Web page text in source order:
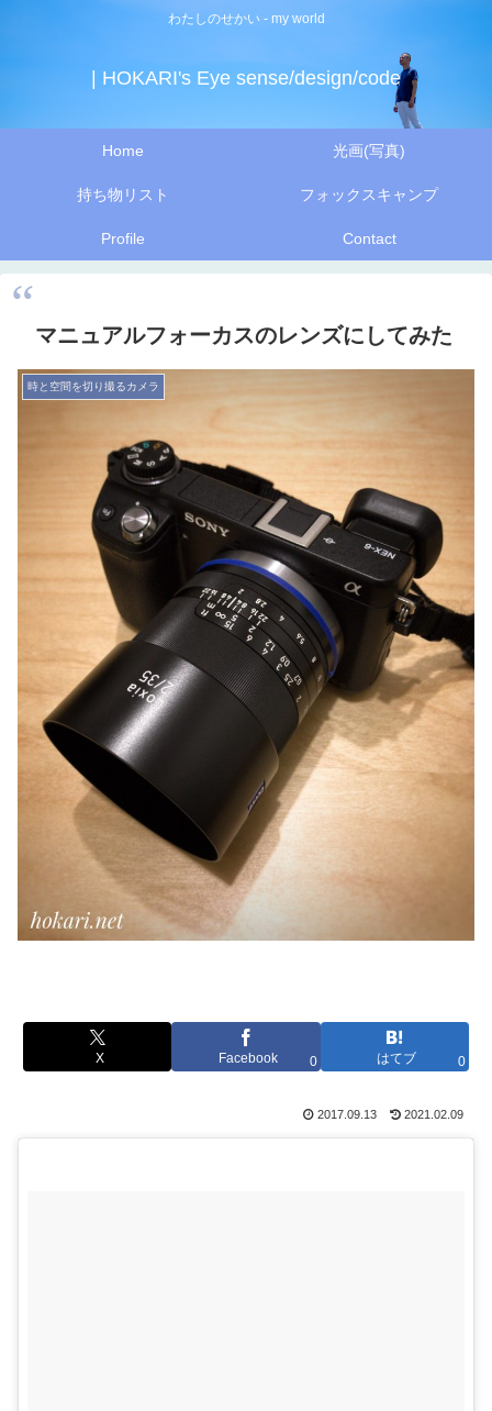
わたしのせかい - my world
| HOKARI's Eye sense/design/code
Home 光画(写真)
持ち物リスト フォックスキャンプ
Profile Contact
マニュアルフォーカスのレンズにしてみた
時と空間を切り撮るカメラ
X Facebook 0 はてブ 0
2017.09.13 2021.02.09